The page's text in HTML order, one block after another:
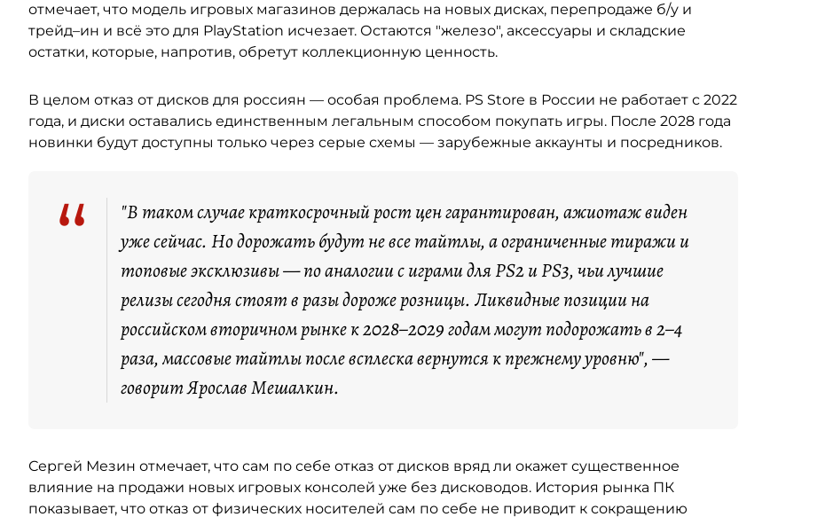
отмечает, что модель игровых магазинов держалась на новых дисках, перепродаже б/у и
трейд–ин и всё это для PlayStation исчезает. Остаются "железо", аксессуары и складские
остатки, которые, напротив, обретут коллекционную ценность.
В целом отказ от дисков для россиян — особая проблема. PS Store в России не работает с 2022
года, и диски оставались единственным легальным способом покупать игры. После 2028 года
новинки будут доступны только через серые схемы — зарубежные аккаунты и посредников.
“
"В таком случае краткосрочный рост цен гарантирован, ажиотаж виден
уже сейчас. Но дорожать будут не все тайтлы, а ограниченные тиражи и
топовые эксклюзивы — по аналогии с играми для PS2 и PS3, чьи лучшие
релизы сегодня стоят в разы дороже розницы. Ликвидные позиции на
российском вторичном рынке к 2028–2029 годам могут подорожать в 2–4
раза, массовые тайтлы после всплеска вернутся к прежнему уровню", —
говорит Ярослав Мешалкин.
Сергей Мезин отмечает, что сам по себе отказ от дисков вряд ли окажет существенное
влияние на продажи новых игровых консолей уже без дисководов. История рынка ПК
показывает, что отказ от физических носителей сам по себе не приводит к сокращению